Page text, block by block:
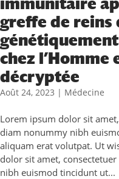
immunitaire
greffe de reins
chez l’Homme
décryptée
Août 24, 2023 | Médecine
Lorem ipsum dolor sit
diam nonummy nibh
aliquam erat volutpat. Ut
dolor sit amet,
nibh euismod tincidunt ut...